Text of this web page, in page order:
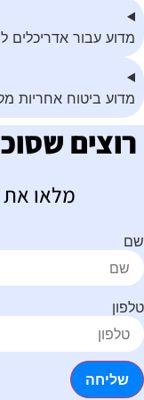
מדוע עבור אדריכלים
מדוע ביטוח אחריות
רוצים
מלאו את
שליחה